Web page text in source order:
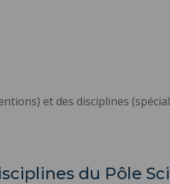
et des disciplines
du Pôle